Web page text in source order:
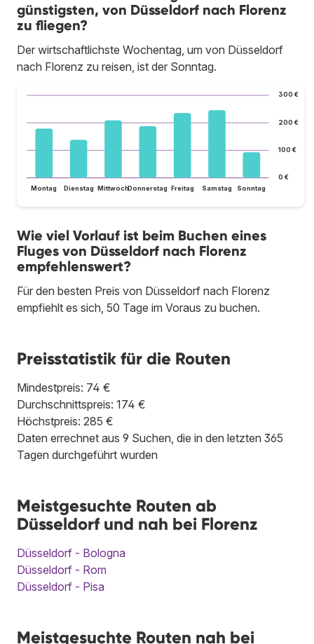
günstigsten, von Düsseldorf nach Florenz
zu fliegen?
Der wirtschaftlichste Wochentag, um von Düsseldorf
nach Florenz zu reisen, ist der Sonntag.
0 €
100 €
200 €
300 €
Montag Dienstag MittwochDonnerstag Freitag Samstag Sonntag
Wie viel Vorlauf ist beim Buchen eines
Fluges von Düsseldorf nach Florenz
empfehlenswert?
Für den besten Preis von Düsseldorf nach Florenz
empfiehlt es sich, 50 Tage im Voraus zu buchen.
Preisstatistik für die Routen
Mindestpreis: 74 €
Durchschnittspreis: 174 €
Höchstpreis: 285 €
Daten errechnet aus 9 Suchen, die in den letzten 365
Tagen durchgeführt wurden
Meistgesuchte Routen ab
Düsseldorf und nah bei Florenz
Düsseldorf - Bologna
Düsseldorf - Rom
Düsseldorf - Pisa
Meistgesuchte Routen nah bei